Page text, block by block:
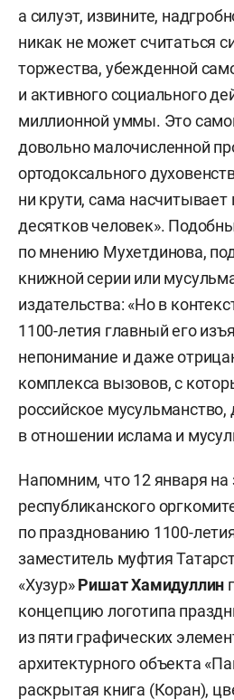
а силуэт, извините,
никак не может считаться
торжества, убежденной
и активного социального
миллионной уммы. Это
довольно малочисленной
ортодоксального
ни крути, сама насчитывает
десятков человек».
по мнению Мухетдинова,
книжной серии или
издательства: «Но в
1100-летия главный его
непонимание и даже
комплекса вызовов, с
российское мусульманство,
в отношении ислама и
Напомним, что 12 января на
республиканского
по празднованию 1100-
заместитель муфтия
«Хузур»Ришат Хамидуллин
концепцию логотипа
из пяти графических
архитектурного объекта
раскрытая книга (Коран),